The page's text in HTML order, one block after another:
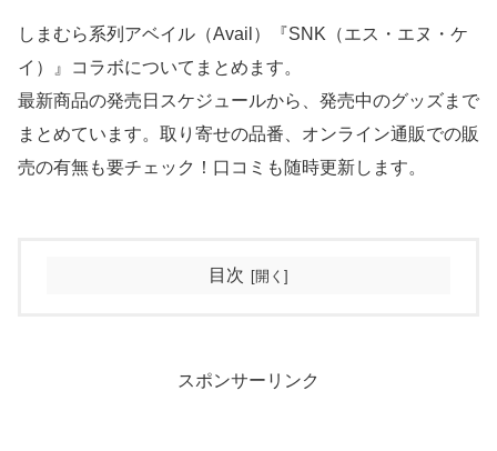
しまむら系列アベイル（Avail）『SNK（エス・エヌ・ケ
イ）』コラボについてまとめます。
最新商品の発売日スケジュールから、発売中のグッズまで
まとめています。取り寄せの品番、オンライン通販での販
売の有無も要チェック！口コミも随時更新します。
目次
スポンサーリンク